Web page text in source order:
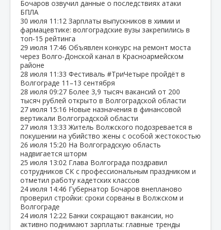
Бочаров озвучил данные о последствиях атаки
БПЛА
30 июля 11:12 Зарплаты выпускников в химии и
фармацевтике: волгоградские вузы закрепились в
топ‑15 рейтинга
29 июля 17:46 Объявлен конкурс на ремонт моста
через Волго‑Донской канал в Красноармейском
районе
28 июля 11:33 Фестиваль #ТриЧетыре пройдёт в
Волгограде 11–13 сентября
28 июля 09:27 Более 3,9 тысяч вакансий от 200
тысяч рублей открыто в Волгоградской области
27 июля 15:16 Новые назначения в финансовой
вертикали Волгоградской области
27 июля 13:33 Житель Волжского подозревается в
покушении на убийство жены с особой жестокостью
26 июля 15:20 На Волгоградскую область
надвигается шторм
25 июля 13:02 Глава Волгограда поздравил
сотрудников СК с профессиональным праздником и
отметил работу кадетских классов
24 июля 14:46 Губернатор Бочаров внепланово
проверил стройки: сроки сорваны в Волжском и
Волгограде
24 июля 12:22 Банки сокращают вакансии, но
активно поднимают зарплаты: главные тренды